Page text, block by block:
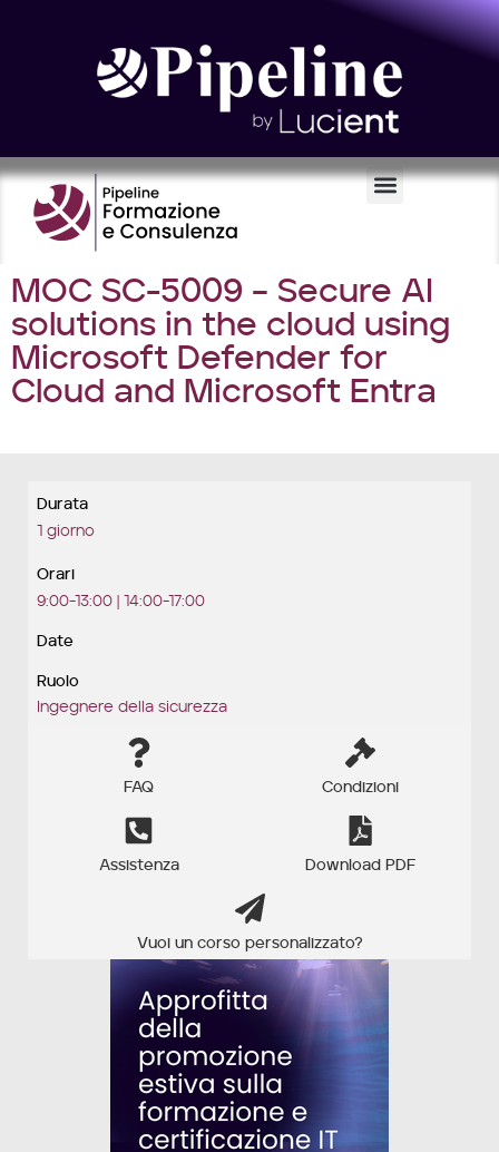
MOC SC-5009 – Secure AI
solutions in the cloud using
Microsoft Defender for
Cloud and Microsoft Entra
Durata
1 giorno
Orari
9:00-13:00 | 14:00-17:00
Date
Ruolo
Ingegnere della sicurezza
FAQ Condizioni
Assistenza Download PDF
Vuoi un corso personalizzato?